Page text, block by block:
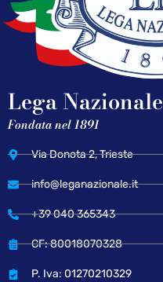
Lega Nazionale
Fondata nel 1891
Via Donota 2, Trieste
info@leganazionale.it
+39 040 365343
CF: 80018070328
P. Iva: 01270210329